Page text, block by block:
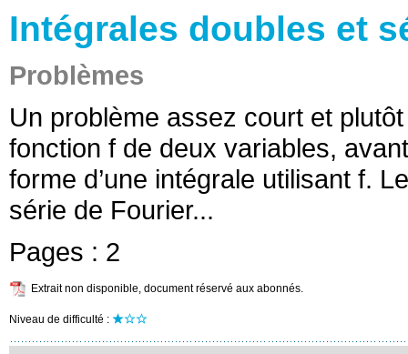
Intégrales doubles et
Problèmes
Un problème assez court et
fonction f de deux variables,
forme d’une intégrale utilisant f.
série de Fourier...
Pages : 2
Extrait non disponible, document réservé aux abonnés.
Niveau de difficulté :